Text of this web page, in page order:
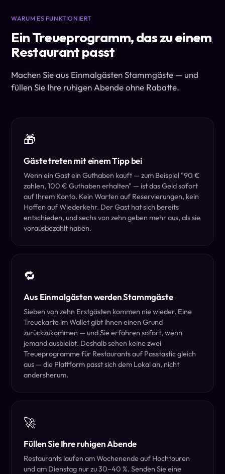
WARUM ES FUNKTIONIERT
Ein Treueprogramm, das zu einem
Restaurant passt
Machen Sie aus Einmalgästen Stammgäste — und
füllen Sie Ihre ruhigen Abende ohne Rabatte.
🎁
Gäste treten mit einem Tipp bei
Wenn ein Gast ein Guthaben kauft — zum Beispiel "90 €
zahlen, 100 € Guthaben erhalten" — ist das Geld sofort
auf Ihrem Konto. Kein Warten auf Reservierungen, kein
Hoffen auf Wiederkehr. Der Gast hat sich bereits
entschieden, und sechs von zehn geben mehr aus, als sie
vorausbezahlt haben.
🔁
Aus Einmalgästen werden Stammgäste
Sieben von zehn Erstgästen kommen nie wieder. Eine
Treuekarte im Wallet gibt ihnen einen Grund
zurückzukommen — und Sie erfahren sofort, wenn
jemand ausbleibt. Deshalb sehen keine zwei
Treueprogramme für Restaurants auf Passtastic gleich
aus — die Plattform passt sich dem Lokal an, nicht
andersherum.
🚀
Füllen Sie Ihre ruhigen Abende
Restaurants laufen am Wochenende auf Hochtouren
und am Dienstag nur zu 30–40 %. Senden Sie eine